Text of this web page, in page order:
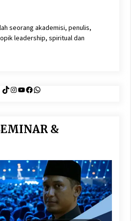
seorang akademisi, penulis,
leadership, spiritual dan
TikTok
Instagram
YouTube
Facebook
WhatsApp
&